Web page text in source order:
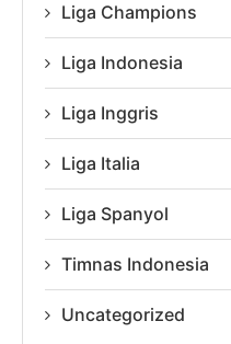
Liga Champions
Liga Indonesia
Liga Inggris
Liga Italia
Liga Spanyol
Timnas Indonesia
Uncategorized